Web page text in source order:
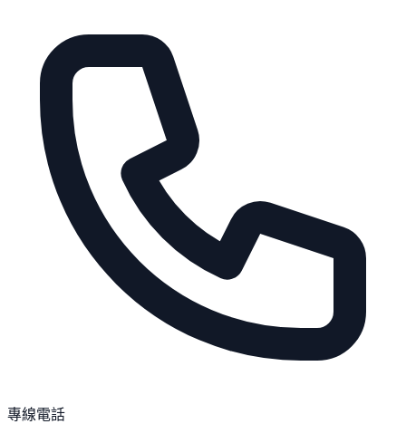
專線電話